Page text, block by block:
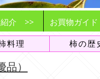
紹介 >>
柿農園とは
利用シーン
る柿
お買物ガイ
販売や発送
ご注文の流れ
注意事項や
収穫・発送
追加販売情報
送料について
よくある質問
料理 柿の歴
）